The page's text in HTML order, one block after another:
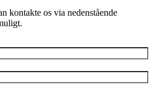
kontakte os via nedenstående